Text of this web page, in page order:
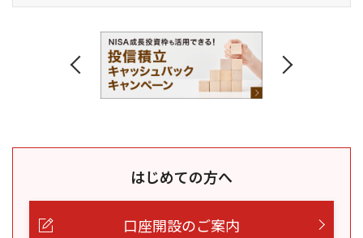
はじめての方へ
口座開設のご案内